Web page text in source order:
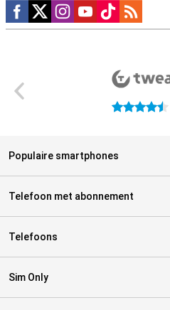
Social media
4.5 sterren
Populaire smartphones
Telefoon met abonnement
Telefoons
Sim Only